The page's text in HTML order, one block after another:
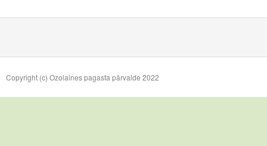
Copyright (c) Ozolaines pagasta pārvalde 2022